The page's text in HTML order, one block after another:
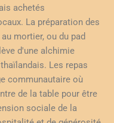
achetés
La préparation des
mortier, ou du pad
d'une alchimie
Les repas
communautaire où
de la table pour être
sociale de la